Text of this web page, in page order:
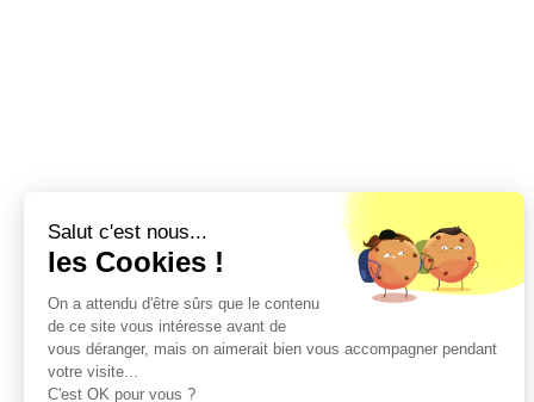
Salut c'est nous...
les Cookies !
On a attendu d'être sûrs que le contenu
de ce site vous intéresse avant de
vous déranger, mais on aimerait bien vous accompagner pendant
votre visite...
C'est OK pour vous ?